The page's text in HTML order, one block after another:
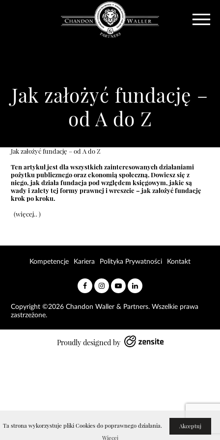
Ta strona wykorzystuje pliki Cookies do poprawnego działania.
Akceptuj
Więcej
Jak założyć fundację –
od A do Z
Jak założyć fundację – od A do Z
Ten artykuł jest dla wszystkich zainteresowanych działaniami
pożytku publicznego oraz ekonomią społeczną. Dowiesz się z
niego, jak działa fundacja pod względem księgowym, jakie są
wady i zalety tej formy prawnej i wreszcie – jak założyć fundację
krok po kroku.
(więcej…)
Copyright ©2026 Chandon Waller & Partners. Wszelkie prawa
zastrzeżone.
Kompetencje Kariera Polityka Prywatności Kontakt
Proudly designed by